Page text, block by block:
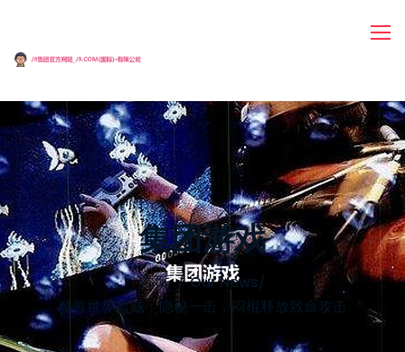
集团游戏
首页 Our News/
魔兽世界盗贼：隐秘一击，闷棍释放致命攻击